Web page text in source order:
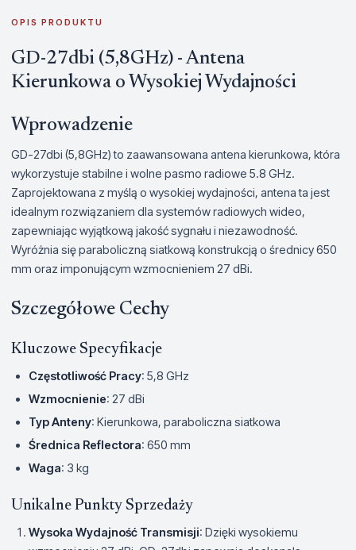
OPIS PRODUKTU
GD-27dbi (5,8GHz) - Antena
Kierunkowa o Wysokiej Wydajności
Wprowadzenie
GD-27dbi (5,8GHz) to zaawansowana antena kierunkowa, która
wykorzystuje stabilne i wolne pasmo radiowe 5.8 GHz.
Zaprojektowana z myślą o wysokiej wydajności, antena ta jest
idealnym rozwiązaniem dla systemów radiowych wideo,
zapewniając wyjątkową jakość sygnału i niezawodność.
Wyróżnia się paraboliczną siatkową konstrukcją o średnicy 650
mm oraz imponującym wzmocnieniem 27 dBi.
Szczegółowe Cechy
Kluczowe Specyfikacje
Częstotliwość Pracy: 5,8 GHz
Wzmocnienie: 27 dBi
Typ Anteny: Kierunkowa, paraboliczna siatkowa
Średnica Reflectora: 650 mm
Waga: 3 kg
Unikalne Punkty Sprzedaży
Wysoka Wydajność Transmisji: Dzięki wysokiemu